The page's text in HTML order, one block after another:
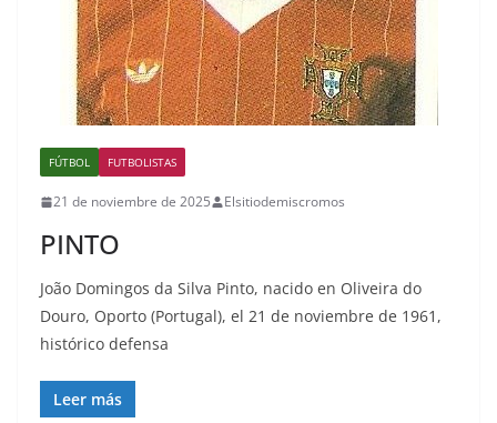
FÚTBOL FUTBOLISTAS
21 de noviembre de 2025 Elsitiodemiscromos
PINTO
João Domingos da Silva Pinto, nacido en Oliveira do
Douro, Oporto (Portugal), el 21 de noviembre de 1961,
histórico defensa
Leer más